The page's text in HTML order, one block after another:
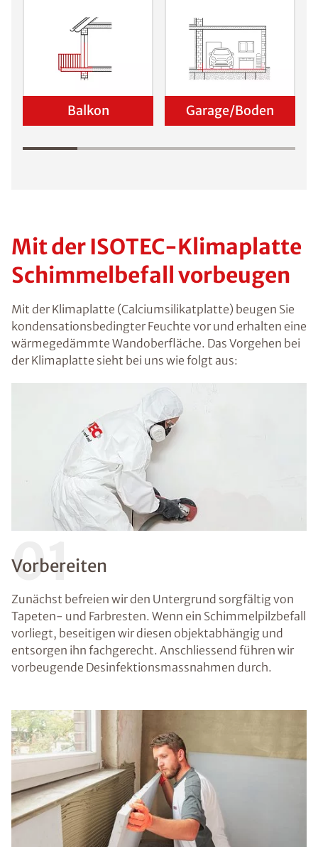
Balkon Garage/Boden
Mit der ISOTEC-Klimaplatte
Schimmelbefall vorbeugen
Mit der Klimaplatte (Calciumsilikatplatte) beugen Sie
kondensationsbedingter Feuchte vor und erhalten eine
wärmegedämmte Wandoberfläche. Das Vorgehen bei
der Klimaplatte sieht bei uns wie folgt aus:
01
Vorbereiten
Zunächst befreien wir den Untergrund sorgfältig von
Tapeten- und Farbresten. Wenn ein Schimmelpilzbefall
vorliegt, beseitigen wir diesen objektabhängig und
entsorgen ihn fachgerecht. Anschliessend führen wir
vorbeugende Desinfektionsmassnahmen durch.